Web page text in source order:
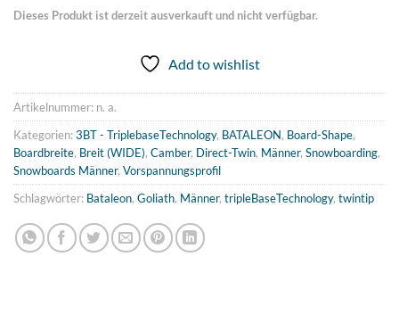
Dieses Produkt ist derzeit ausverkauft und nicht verfügbar.
Add to wishlist
Artikelnummer: n. a.
Kategorien:3BT - TriplebaseTechnology, BATALEON, Board-Shape,
Boardbreite, Breit (WIDE), Camber, Direct-Twin, Männer, Snowboarding,
Snowboards Männer, Vorspannungsprofil
Schlagwörter: Bataleon, Goliath, Männer, tripleBaseTechnology, twintip